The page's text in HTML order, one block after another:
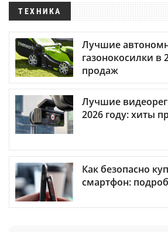
ТЕХНИКА
Лучшие
газонокосилки в
продаж
Лучшие
2026 году: хиты
Как безопасно
смартфон: